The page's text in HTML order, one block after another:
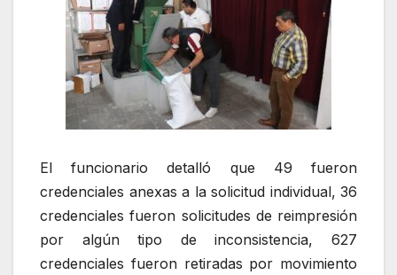
El funcionario detalló que 49 fueron
credenciales anexas a la solicitud individual, 36
credenciales fueron solicitudes de reimpresión
por algún tipo de inconsistencia, 627
credenciales fueron retiradas por movimiento